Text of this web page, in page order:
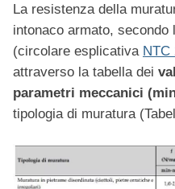
La resistenza della
intonaco armato, secondo
(circolare esplicativa NTC
attraverso la tabella dei
parametri meccanici
tipologia di muratura